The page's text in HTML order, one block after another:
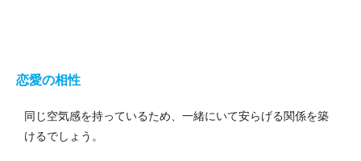
恋愛の相性
同じ空気感を持っているため、一緒にいて安らげる関係を築
けるでしょう。